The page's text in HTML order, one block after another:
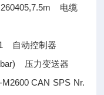
电缆
自动控制器
压力变送器
CAN SPS Nr.